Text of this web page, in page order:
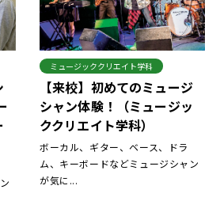
ミュージッククリエイト学科
【来校】初めてのミュージ
シャン体験！（ミュージッ
ククリエイト学科）
ボーカル、ギター、ベース、ドラ
ム、キーボードなどミュージシャン
が気に...